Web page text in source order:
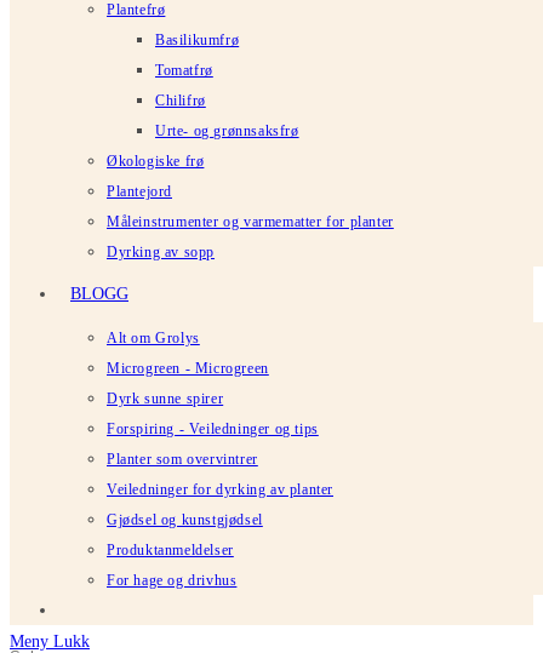
Plantefrø
Basilikumfrø
Tomatfrø
Chilifrø
Urte- og grønnsaksfrø
Økologiske frø
Plantejord
Måleinstrumenter og varmematter for planter
Dyrking av sopp
BLOGG
Alt om Grolys
Microgreen - Microgreen
Dyrk sunne spirer
Forspiring - Veiledninger og tips
Planter som overvintrer
Veiledninger for dyrking av planter
Gjødsel og kunstgjødsel
Produktanmeldelser
For hage og drivhus
Meny Lukk